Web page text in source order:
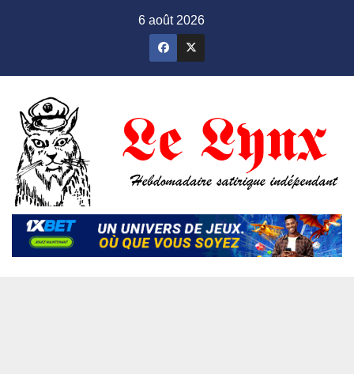
6 août 2026